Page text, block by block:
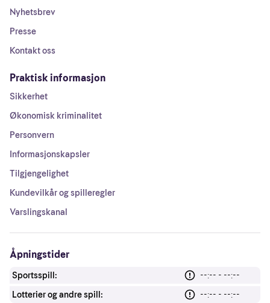
Nyhetsbrev
Presse
Kontakt oss
Praktisk informasjon
Sikkerhet
Økonomisk kriminalitet
Personvern
Informasjonskapsler
Tilgjengelighet
Kundevilkår og spilleregler
Varslingskanal
Åpningstider
Sportsspill:
--:-- - --:--
Lotterier og andre spill:
--:-- - --:--